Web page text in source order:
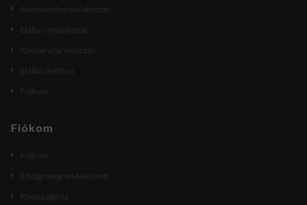
Adatvédelmi nyilatkozat
Elállási nyilatkozat
Online vitarendezés
Elállás indítása
Fiókom
Fiókom
Fiókom
Eddigi megrendeléseim
Kívánságlista